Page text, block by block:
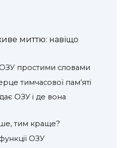
миттю: навіщо
простими словами
тимчасової пам’яті
ОЗУ і де вона
тим краще?
ОЗУ